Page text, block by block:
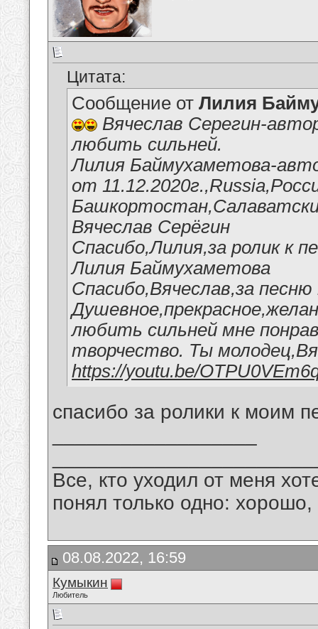
Цитата:
Сообщение от Лилия
Вячеслав Серегин-
любить сильней.
Лилия Баймухаметова-
от
Вячеслав Серёгин
Спасибо,Лилия,за ролик к
Лилия Баймухаметова
Спасибо,Вячеслав,за песню
любить сильней мне
творчество. Ты
https://youtu.be/
спасибо за ролики к моим
Все, кто уходил от меня
понял только одно:
08.08.2022, 16:59
Кумыкин
Любитель